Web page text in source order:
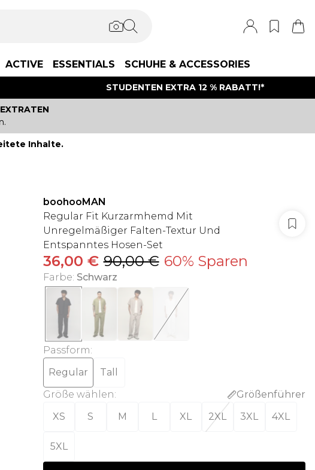
ACTIVE ESSENTIALS SCHUHE & ACCESSORIES
STUDENTEN EXTRA 12 % RABATT!*
Inhalte.
boohooMAN
Regular Fit Kurzarmhemd Mit
Unregelmäßiger Falten-Textur Und
Entspanntes Hosen-Set
36,00 € 90,00 € 60% Sparen
Farbe: Schwarz
Passform:
Regular
Tall
Größe wählen:
Größenführer
XS
S M L XL 2XL 3XL 4XL
5XL